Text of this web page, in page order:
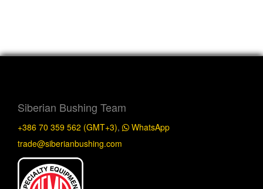
Siberian Bushing Team
+386 70 359 562 (GMT+3),
WhatsApp
trade@siberianbushing.com